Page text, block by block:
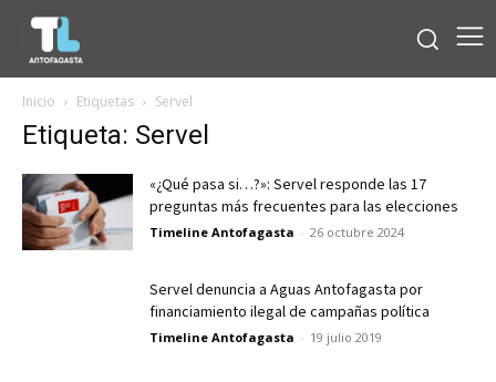
Inicio Etiquetas Servel
Etiqueta: Servel
«¿Qué pasa si…?»: Servel responde las 17
preguntas más frecuentes para las elecciones
Timeline Antofagasta - 26 octubre 2024
Servel denuncia a Aguas Antofagasta por
financiamiento ilegal de campañas política
Timeline Antofagasta - 19 julio 2019